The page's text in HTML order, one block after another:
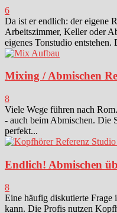
6
Da ist er endlich: der eigene
Arbeitszimmer, Keller oder
eigenes Tonstudio entstehen.
Mixing / Abmischen
8
Viele Wege führen nach
- auch beim Abmischen. Die
perfekt...
Endlich! Abmischen
8
Eine häufig diskutierte Frage
kann. Die Profis nutzen